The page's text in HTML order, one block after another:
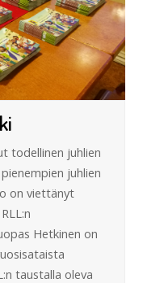
todellinen juhlien
juhlien
on viettänyt
Hetkinen on
taustalla oleva